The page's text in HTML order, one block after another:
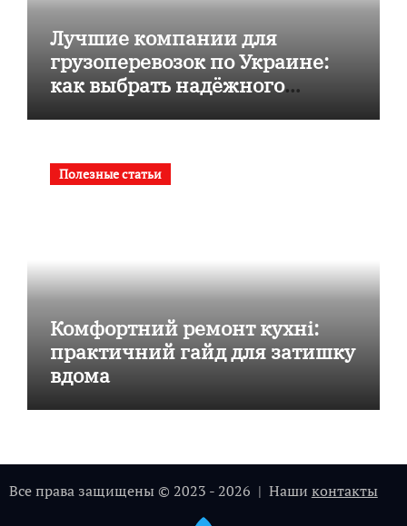
Лучшие компании для
грузоперевозок по Украине:
как выбрать надёжного
Полезные статьи
Комфортний ремонт кухні:
практичний гайд для затишку
вдома
Все права защищены © 2023 - 2026 | Наши контакты